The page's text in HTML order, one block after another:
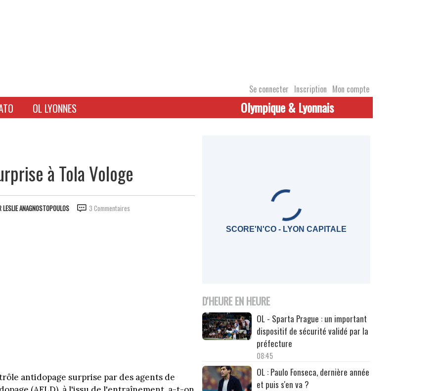
Se connecter Inscription Mon compte
OL LYONNES Olympique & Lyonnais
à Tola Vologe
LESLIE ANAGNOSTOPOULOS 3 Commentaires
antidopage surprise par des agents de
SCORE'N'CO - LYON CAPITALE
D'HEURE EN HEURE
OL - Sparta Prague : un important
dispositif de sécurité validé par la
préfecture
08:45
OL : Paulo Fonseca, dernière année
et puis s'en va ?